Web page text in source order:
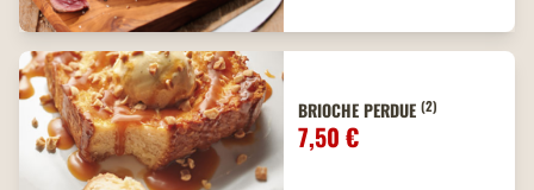
BRIOCHE PERDUE (2)
7,50 €